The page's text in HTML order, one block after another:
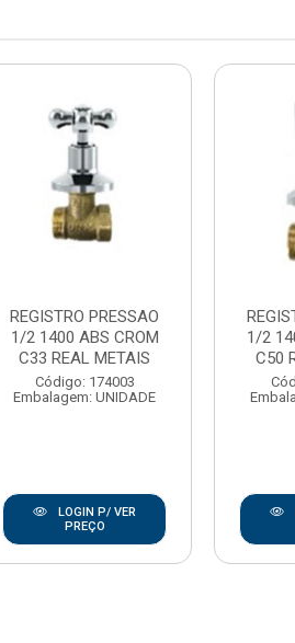
REGISTRO PRESSAO
1/2 1400 ABS CROM
C33 REAL METAIS
Código: 174003
Embalagem: UNIDADE
LOGIN P/ VER
PREÇO
1/2
C50